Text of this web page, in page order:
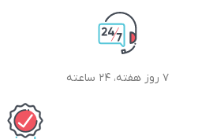
۷ روز هفته، ۲۴ ساعته